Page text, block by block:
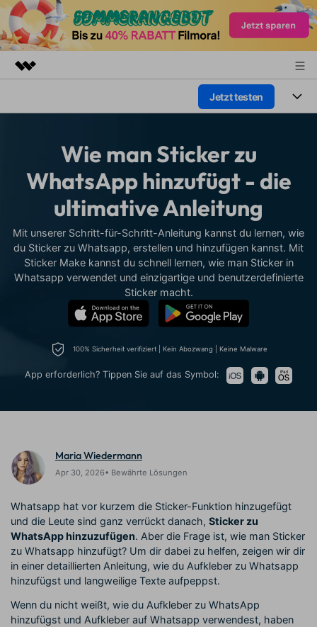
Dienstprogramme
Lösungen
Presseraum
Shop
Support
Jetzt testen
Plattformen
Funktionen
Video/Foto
Audio
Text
Lösungen
Soziale Medien
Marketing & Business
Ressourcen
Video-Prompts
Über 100 heiße Video-
Prompts – schnell ähnliche
Videos erstellen
Meisterkurs
Beherrschen Sie
fortgeschrittene
Lernen, ausdrücken und
Fähigkeiten mit Filmora
Erfahren Sie, wie Sie einen
Creator
Monetarisierungs-
Programm
Monetarisieren Sie
Ihren Einfluss mit Filmora
Freunde-werben-
Programm
An Freunde empfehlen,
Belohnungen erhalten
Hilfe-Center
Erste Schritte
Über Uns Bewertungen
Bewertungen
Kunden-Geschichten
Erfahren Sie, wie unsere
Affiliate-Programm
KAUFEN
Suchen
Wie man Sticker zu
WhatsApp hinzufügt - die
ultimative Anleitung
Mit unserer Schritt-für-Schritt-Anleitung kannst du lernen, wie
du Sticker zu Whatsapp, erstellen und hinzufügen kannst. Mit
Sticker Make kannst du schnell lernen, wie man Sticker in
Whatsapp verwendet und einzigartige und benutzerdefinierte
Sticker macht.
100% Sicherheit verifiziert | Kein Abozwang | Keine Malware
App erforderlich? Tippen Sie auf das Symbol:
Maria Wiedermann
Apr 30, 2026• Bewährte Lösungen
Whatsapp hat vor kurzem die Sticker-Funktion hinzugefügt
und die Leute sind ganz verrückt danach, Sticker zu
WhatsApp hinzuzufügen. Aber die Frage ist, wie man Sticker
zu Whatsapp hinzufügt? Um dir dabei zu helfen, zeigen wir dir
in einer detaillierten Anleitung, wie du Aufkleber zu Whatsapp
hinzufügst und langweilige Texte aufpeppst.
Wenn du nicht weißt, wie du Aufkleber zu WhatsApp
hinzufügst und Aufkleber auf Whatsapp verwendest, haben